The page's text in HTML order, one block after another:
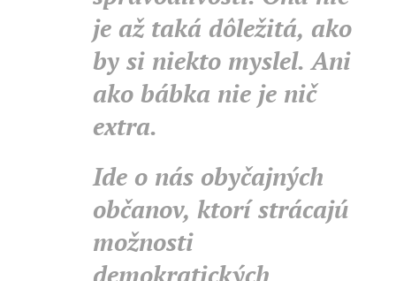
je až taká dôležitá, ako
by si niekto myslel. Ani
ako bábka nie je nič
extra.
Ide o nás obyčajných
občanov, ktorí strácajú
možnosti
demokratických